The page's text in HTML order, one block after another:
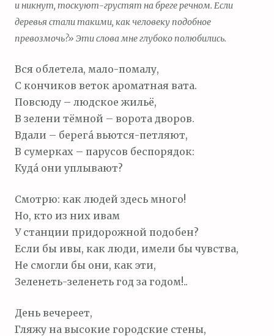
и никнут, тоскуют-грустят на бреге речном. Если
деревья стали такими, как человеку подобное
превозмочь?» Эти слова мне глубоко полюбились.
Вся облетела, мало-помалу,
С кончиков веток ароматная вата.
Повсюду – людское жильё,
В зелени тёмной – ворота дворов.
Вдали – берега́ вьются-петляют,
В сумерках – парусов беспорядок:
Куда́ они уплывают?
Смотрю: как людей здесь много!
Но, кто из них ивам
У станции придорожной подобен?
Если бы ивы, как люди, имели бы чувства,
Не смогли бы они, как эти,
Зеленеть-зеленеть год за годом!..
День вечереет,
Гляжу на высокие городские стены,